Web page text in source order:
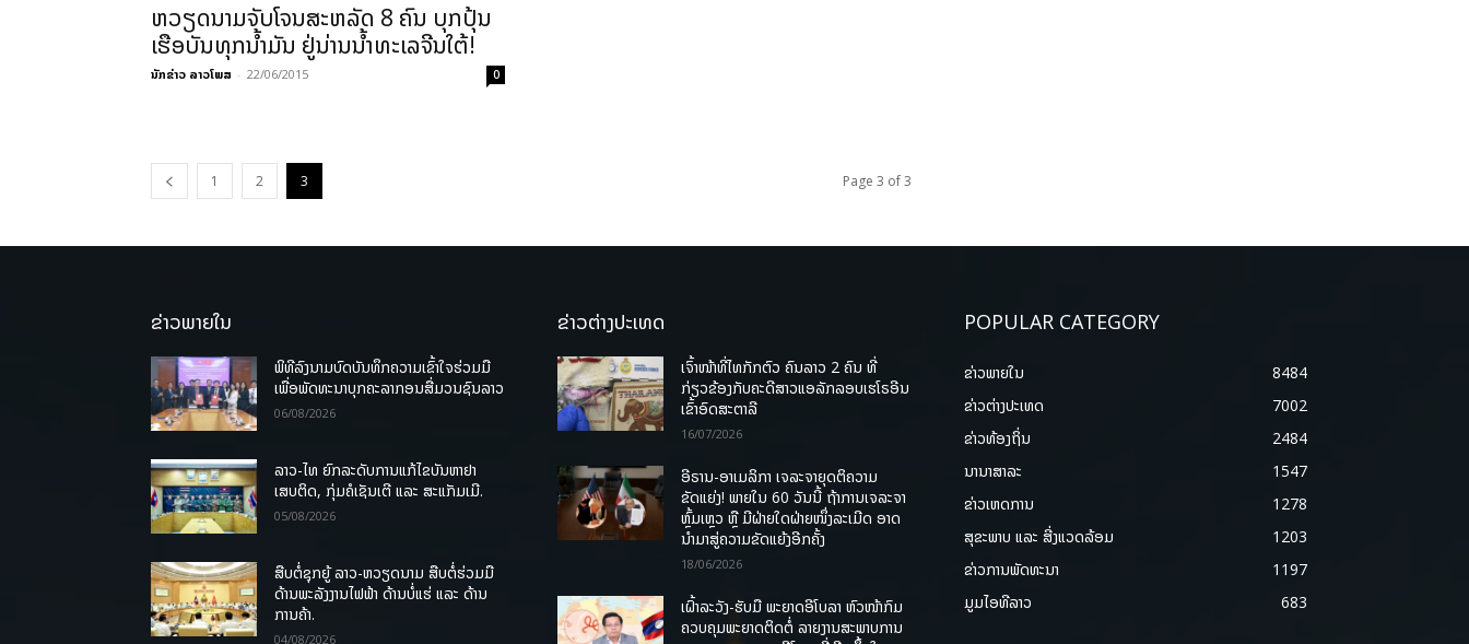
ຫວຽດນາມຈັບໂຈນສະຫລັດ 8 ຄົນ ບຸກປຸ້ນ
ເຮືອບັນທຸກນ້ຳມັນ ຢູ່ນ່ານນ້ຳທະເລຈີນໃຕ້!
ນັກຂ່າວ ລາວໂພສ - 22/06/2015 0
1 2 3 Page 3 of 3
ຂ່າວພາຍໃນ
ພິທີລົງນາມບົດບັນທຶກຄວາມເຂົ້າໃຈຮ່ວມມື
ເພື່ອພັດທະນາບຸກຄະລາກອນສື່ມວນຊົນລາວ
06/08/2026
ລາວ-ໄທ ຍົກລະດັບການແກ້ໄຂບັນຫາຢາ
ເສບຕິດ, ກຸ່ມຄໍເຊັນເຕີ ແລະ ສະແກັມເມີ.
05/08/2026
ສືບຕໍ່ຊຸກຍູ້ ລາວ-ຫວຽດນາມ ສືບຕໍ່ຮ່ວມມື
ດ້ານພະລັງງານໄຟຟ້າ ດ້ານບໍ່ແຮ່ ແລະ ດ້ານ
ການຄ້າ.
04/08/2026
ຂ່າວຕ່າງປະເທດ
ເຈົ້າໜ້າທີ່ໄທກັກຕົວ ຄົນລາວ 2 ຄົນ ທີ່
ກ່ຽວຂ້ອງກັບຄະດີສາວແອລັກລອບເຮໂຣອີນ
ເຂົ້າອົດສະຕາລີ
16/07/2026
ອີຣານ-ອາເມລິກາ ເຈລະຈາຍຸດຕິຄວາມ
ຂັດແຍ່ງ! ພາຍໃນ 60 ວັນນີ້ ຖ້າການເຈລະຈາ
ຫຼົ້ມເຫຼວ ຫຼື ມີຝ່າຍໃດຝ່າຍໜຶ່ງລະເມີດ ອາດ
ນໍາມາສູ່ຄວາມຂັດແຍ້ງອີກຄັ້ງ
18/06/2026
ເຝົ້າລະວັງ-ຮັບມື ພະຍາດອີໂບລາ ຫົວໜ້າກົມ
ຄວບຄຸມພະຍາດຕິດຕໍ່ ລາຍງານສະພາບການ
POPULAR CATEGORY
ຂ່າວພາຍ​ໃນ
8484
ຂ່າວຕ່າງປະເທດ
7002
ຂ່າວທ້ອງຖິ່ນ
2484
ນານາສາລະ
1547
ຂ່າວເຫດການ
1278
ສຸຂະພາບ ແລະ ສີ່ງແວດລ້ອມ
1203
ຂ່າວການພັດທະນາ
1197
ມູມໄອທີລາວ
683